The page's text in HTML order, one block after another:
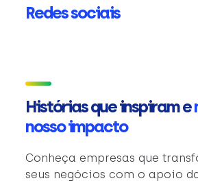
Redes sociais
Histórias que inspiram e
nosso impacto
Conheça empresas que
seus negócios com o apoio